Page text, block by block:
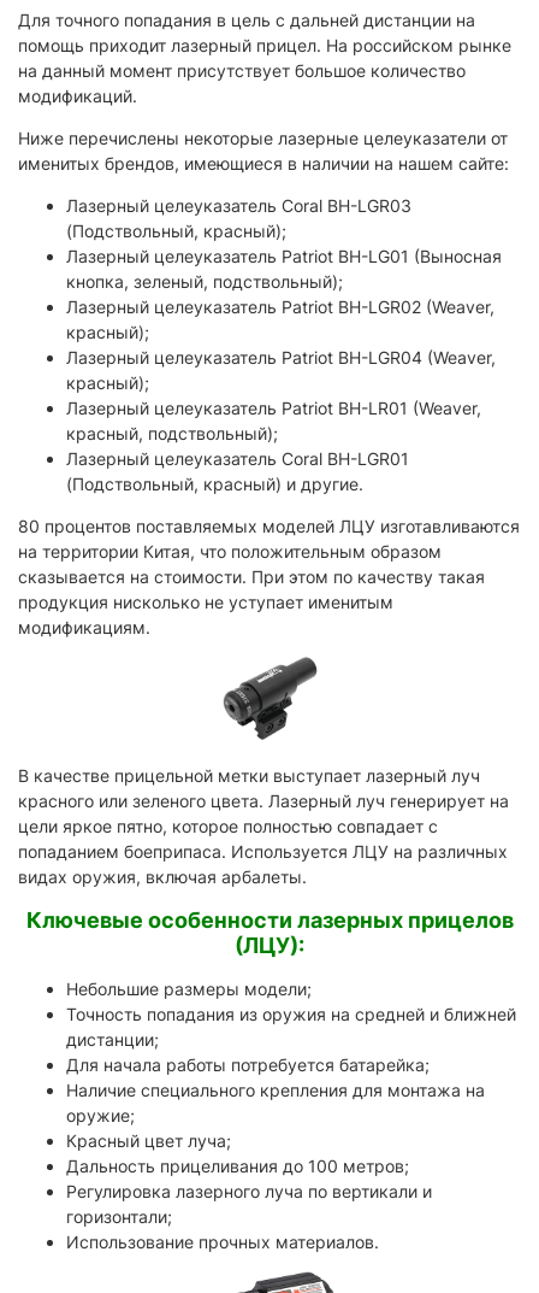
Для точного попадания в цель с дальней дистанции на
помощь приходит лазерный прицел. На российском рынке
на данный момент присутствует большое количество
модификаций.
Ниже перечислены некоторые лазерные целеуказатели от
именитых брендов, имеющиеся в наличии на нашем сайте:
Лазерный целеуказатель Coral BH-LGR03
(Подствольный, красный);
Лазерный целеуказатель Patriot BH-LG01 (Выносная
кнопка, зеленый, подствольный);
Лазерный целеуказатель Patriot BH-LGR02 (Weaver,
красный);
Лазерный целеуказатель Patriot BH-LGR04 (Weaver,
красный);
Лазерный целеуказатель Patriot BH-LR01 (Weaver,
красный, подствольный);
Лазерный целеуказатель Coral BH-LGR01
(Подствольный, красный) и другие.
80 процентов поставляемых моделей ЛЦУ изготавливаются
на территории Китая, что положительным образом
сказывается на стоимости. При этом по качеству такая
продукция нисколько не уступает именитым
модификациям.
В качестве прицельной метки выступает лазерный луч
красного или зеленого цвета. Лазерный луч генерирует на
цели яркое пятно, которое полностью совпадает с
попаданием боеприпаса. Используется ЛЦУ на различных
видах оружия, включая арбалеты.
Ключевые особенности лазерных прицелов
(ЛЦУ):
Небольшие размеры модели;
Точность попадания из оружия на средней и ближней
дистанции;
Для начала работы потребуется батарейка;
Наличие специального крепления для монтажа на
оружие;
Красный цвет луча;
Дальность прицеливания до 100 метров;
Регулировка лазерного луча по вертикали и
горизонтали;
Использование прочных материалов.